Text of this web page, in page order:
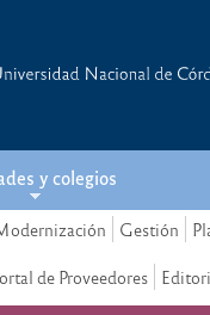
y colegios
Gestión
de Proveedores